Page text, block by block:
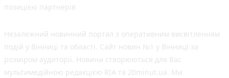
позицією партнерів
Незалежний новинний портал з оперативним висвітленням
подій у Вінниці та області. Сайт новин №1 у Вінниці за
розміром аудиторії. Новини створюються для Вас
мультимедійною редакцією RIA та 20minut.ua. Ми